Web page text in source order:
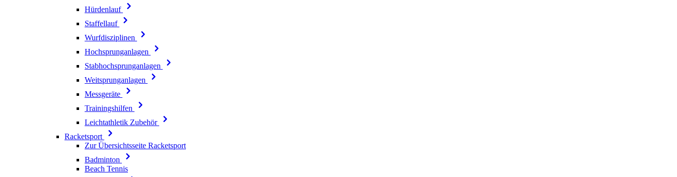
Hürdenlauf
Staffellauf
Wurfdisziplinen
Hochsprunganlagen
Stabhochsprunganlagen
Weitsprunganlagen
Messgeräte
Trainingshilfen
Leichtathletik Zubehör
Racketsport
Zur Übersichtsseite Racketsport
Badminton
Beach Tennis